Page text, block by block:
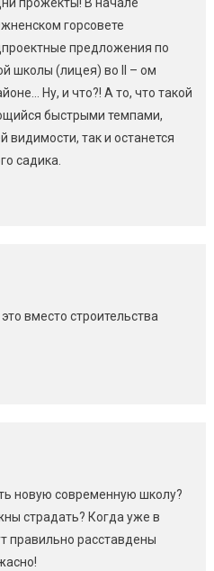
прожекты! В начале
горсовете
предложения по
школы (лицея) во ІІ – ом
Ну, и что?! А то, что такой
быстрыми темпами,
видимости, так и останется
садика.
вместо строительства
новую современную школу?
страдать? Когда уже в
правильно расставдены